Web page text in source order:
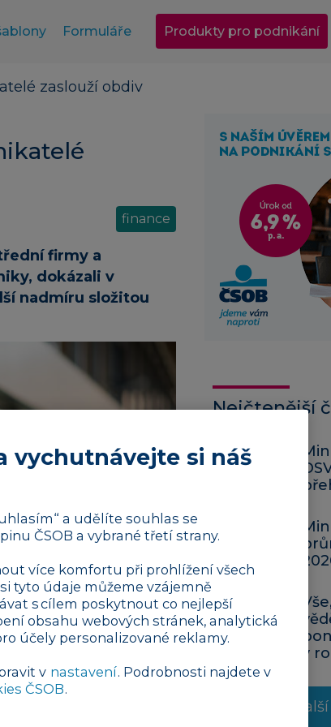
Formuláře Produkty pro podnikání
zaslouží obdiv
finance
firmy a
dokázali v
nadmíru složitou
Nejčtenější
v
vychutnávejte si náš
a udělíte souhlas se
ČSOB a vybrané třetí strany.
více komfortu při prohlížení všech
tyto údaje můžeme vzájemně
s cílem poskytnout co nejlepší
obsahu webových stránek, analytická
účely personalizované reklamy.
v nastavení. Podrobnosti najdete v
ČSOB.